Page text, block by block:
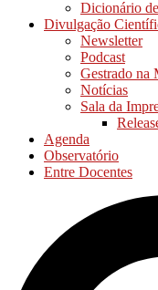
Dicionário
Divulgação
Newsletter
Podcast
Gestrado na
Notícias
Sala da
Agenda
Observatório
Entre Docentes